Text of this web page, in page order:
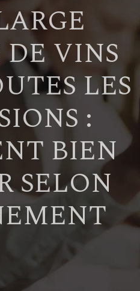
VINS
LES
:
BIEN
SELON